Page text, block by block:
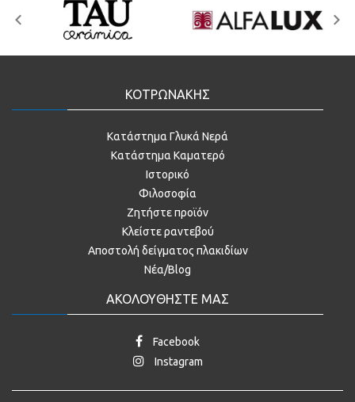
ΚΟΤΡΩΝΑΚΗΣ
Κατάστημα Γλυκά Νερά
Κατάστημα Καματερό
Ιστορικό
Φιλοσοφία
Ζητήστε προϊόν
Κλείστε ραντεβού
Αποστολή δείγματος πλακιδίων
Νέα/Blog
ΑΚΟΛΟΥΘΗΣΤΕ ΜΑΣ
Facebook
Instagram